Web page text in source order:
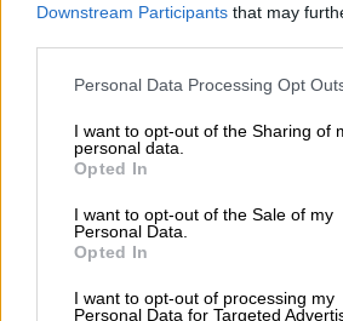
Downstream Participants that may
Personal Data Processing Opt
I want to opt-out of the Sharing of
personal data.
Opted In
I want to opt-out of the Sale of my
Personal Data.
Opted In
I want to opt-out of processing my
Personal Data for Targeted
chiemsee hopla